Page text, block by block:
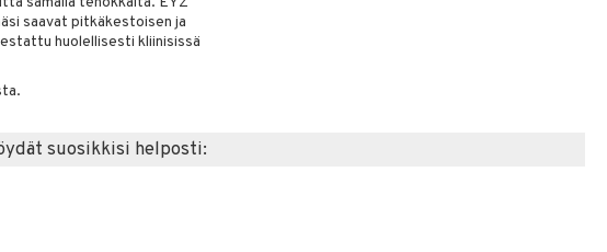
saavat pitkäkestoisen ja
huolellisesti kliinisissä
suosikkisi helposti: